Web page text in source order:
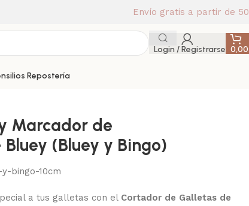
Envío gratis a partir de
Login / Registrarse
Repostería
Marcador de
(Bluey y Bingo)
bingo-10cm
a tus galletas con el Cortador de Galletas de